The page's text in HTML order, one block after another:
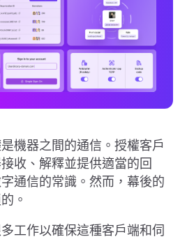
機器之間的通信。授權客戶
收、解釋並提供適當的回
通信的常識。然而，幕後的
。
工作以確保這種客戶端和伺